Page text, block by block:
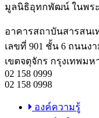
มูลนิธิอุทกพัฒน์ ในพร
อาคารสถาบันสารสน
เลขที่ 901 ชั้น 6 ถนนง
เขตจตุจักร กรุงเทพมห
02 158 0999
02 158 0998
องค์ความรู้